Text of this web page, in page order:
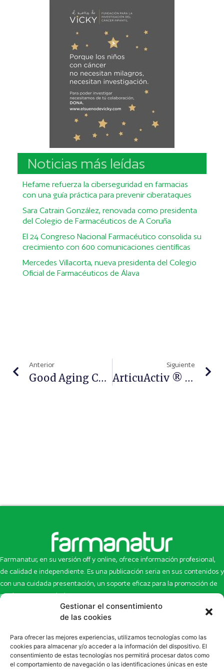
Gestionar el consentimiento
de las cookies
Para ofrecer las mejores experiencias, utilizamos tecnologías como las
cookies para almacenar y/o acceder a la información del dispositivo. El
consentimiento de estas tecnologías nos permitirá procesar datos como
el comportamiento de navegación o las identificaciones únicas en este
Noticias más leídas
Hefame refuerza la ciberseguridad en farmacias
con una guía práctica para prevenir ciberataques
Sara Catrain González, renovada como presidenta
del Colegio de Farmacéuticos de A Coruña
El 24 Congreso Nacional Farmacéutico consolida su
crecimiento con 600 comunicaciones científicas
Mercedes Villacorta, nueva presidenta del Colegio
Oficial de Farmacéuticos de Álava
Anterior
Good Aging Complex, Envejecer Con Salud
Siguiente
ArticuActiv ® Espalda, De Santé Verte – Cinfa, Para Molestias Puntuales Y Crónicas De Espalda
Farmanatur, en su versión off y online, ofrece información profesional,
de calidad e independiente. Es una publicación seria en sus contenidos y
con una cuidada presentación, un soporte eficaz para la promoción de
productos y novedades.
Inicio
Newsletter
Eco Multimedia
Contacto
Artículos
Escaparate
Enlaces de interés